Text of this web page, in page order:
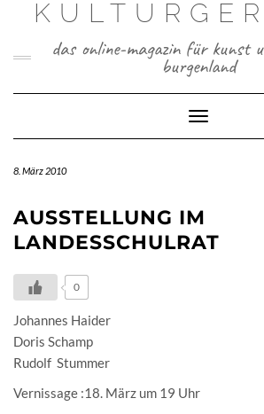
das online-magazin für kunst
burgenland
Toggle
Navigation
8. März 2010
AUSSTELLUNG IM
LANDESSCHULRAT
0
Johannes Haider
Doris Schamp
Rudolf Stummer
Vernissage :18. März um 19 Uhr